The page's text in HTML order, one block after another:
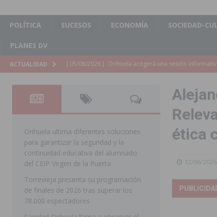
POLÍTICA SUCESOS ECONOMÍA SOCIEDAD-
PLANES DV
ACTUALIDAD [ 05/08/2026 ] La Generalitat adjudica el contrato
[ 05/08/2026 ]
Pilar de la Horadada celebra una
DE LA HORADADA
[ 05/08/2026 ] San Miguel de Salinas acogerá el
MIGUEL DE SALINAS
[ 05/08/2026 ] Quince años compartiendo la pasión
[ 05/08/2026 ] La Guardia Civil detiene a un hombre
TORREVIEJA
ética
12/06/2026
Orihuela ultima diferentes soluciones
para garantizar la seguridad y la
continuidad educativa del alumnado
del CEIP Virgen de la Puerta
Torrevieja presenta su programación
de finales de 2026 tras superar los
78.000 espectadores